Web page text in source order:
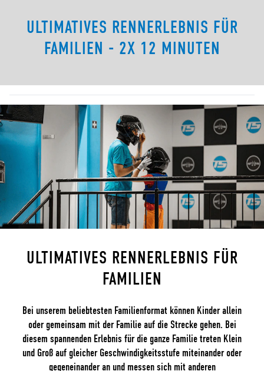
ULTIMATIVES RENNERLEBNIS FÜR
FAMILIEN - 2X 12 MINUTEN
ULTIMATIVES RENNERLEBNIS FÜR
FAMILIEN
Bei unserem beliebtesten Familienformat können Kinder allein
oder gemeinsam mit der Familie auf die Strecke gehen. Bei
diesem spannenden Erlebnis für die ganze Familie treten Klein
und Groß auf gleicher Geschwindigkeitsstufe miteinander oder
gegeneinander an und messen sich mit anderen